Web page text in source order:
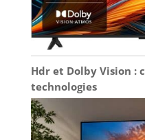
Hdr et Dolby Vision :
technologies